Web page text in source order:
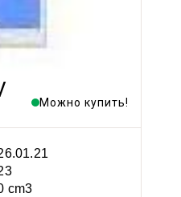
Можно купить!
cm3